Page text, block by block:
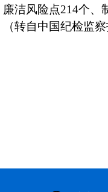
廉洁风险点214个、
（转自中国纪检监察